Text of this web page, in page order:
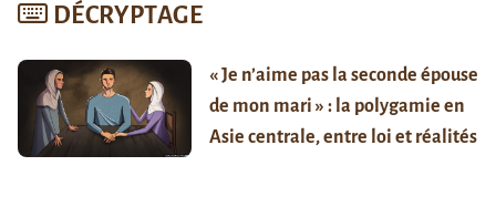
DÉCRYPTAGE
« Je n’aime pas la seconde épouse
de mon mari » : la polygamie en
Asie centrale, entre loi et réalités